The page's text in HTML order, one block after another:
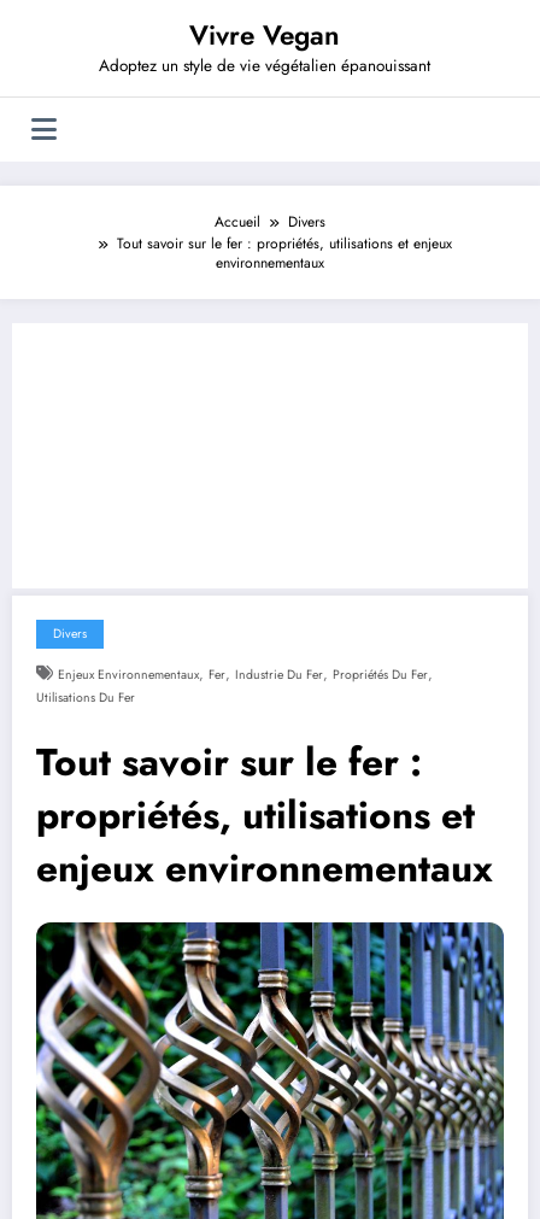
Vivre Vegan
Adoptez un style de vie végétalien épanouissant
Accueil
Divers
Tout savoir sur le fer : propriétés, utilisations et enjeux
environnementaux
Divers
Enjeux Environnementaux, Fer, Industrie Du Fer, Propriétés Du Fer,
Utilisations Du Fer
Tout savoir sur le fer :
propriétés, utilisations et
enjeux environnementaux